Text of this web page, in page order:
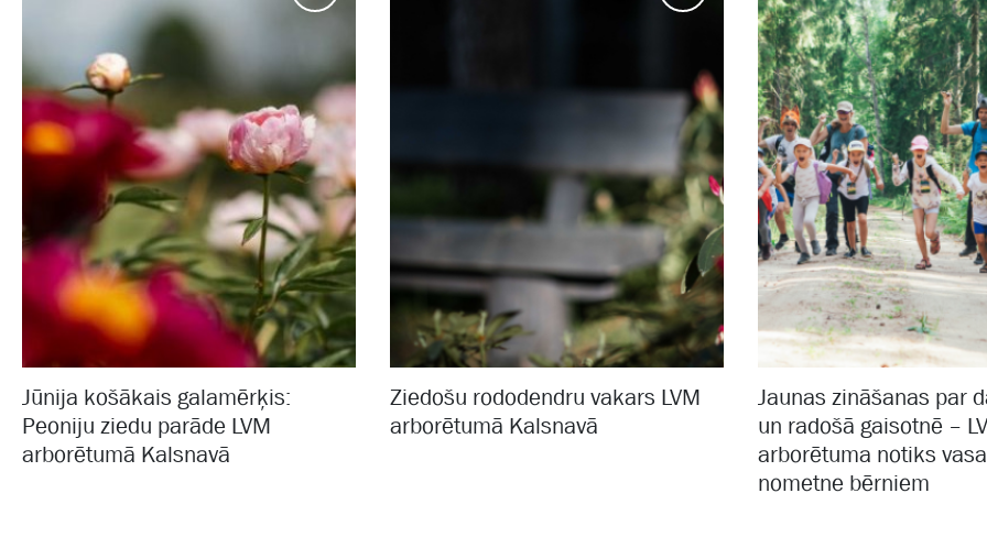
Jūnija košākais galamērķis:
Peoniju ziedu parāde LVM
arborētumā Kalsnavā
Ziedošu rododendru vakars LVM
arborētumā Kalsnavā
Jaunas zināšanas par
un radošā gaisotnē –
arborētuma notiks
nometne bērniem